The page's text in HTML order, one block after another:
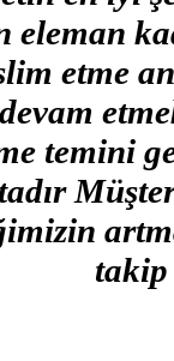
eleman
etme
temini
takip